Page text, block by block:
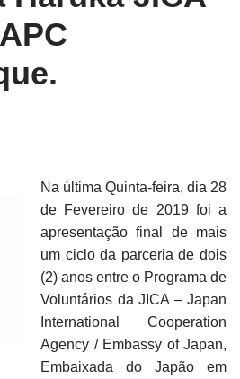
Na última Quinta-feira, dia 28
de Fevereiro de 2019 foi a
apresentação final de mais
um ciclo da parceria de dois
(2) anos entre o Programa de
Voluntários da JICA – Japan
International Cooperation
Agency / Embassy of Japan,
Embaixada do Japão em